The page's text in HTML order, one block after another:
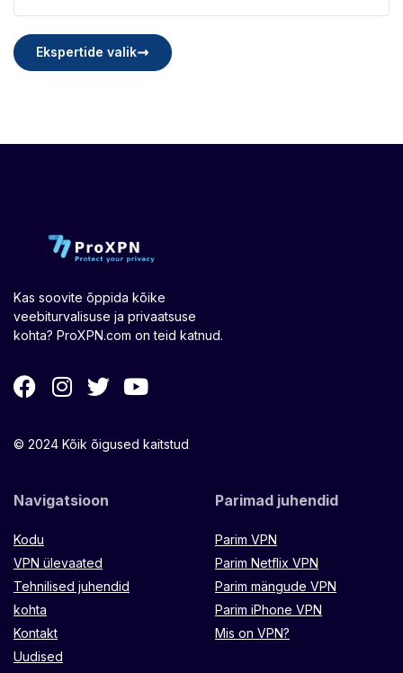
Ekspertide valik
Kas soovite õppida kõike
veebiturvalisuse ja privaatsuse
kohta? ProXPN.com on teid katnud.
© 2024 Kõik õigused kaitstud
Navigatsioon
Kodu
VPN ülevaated
Tehnilised juhendid
kohta
Kontakt
Uudised
Parimad juhendid
Parim VPN
Parim Netflix VPN
Parim mängude VPN
Parim iPhone VPN
Mis on VPN?